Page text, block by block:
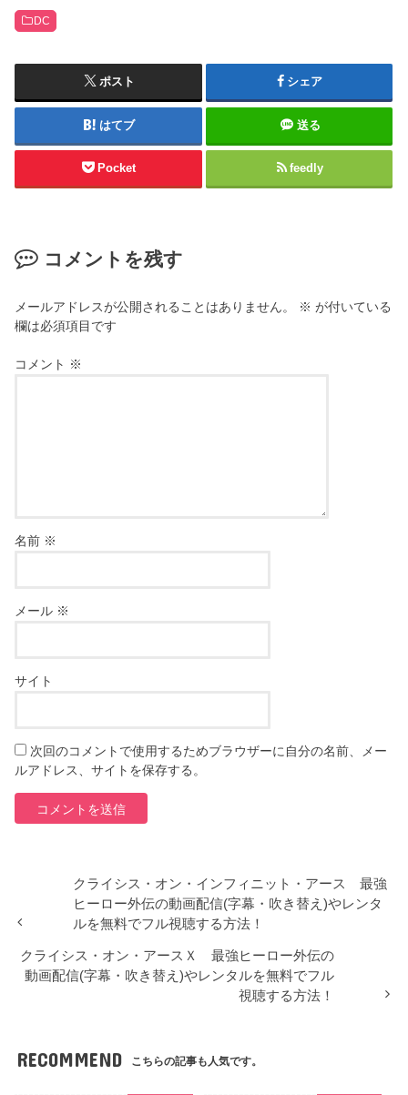
DC
ポスト シェア
はてブ 送る
Pocket feedly
コメントを残す
メールアドレスが公開されることはありません。 ※ が付いている
欄は必須項目です
コメント ※
名前 ※
メール ※
サイト
次回のコメントで使用するためブラウザーに自分の名前、メー
ルアドレス、サイトを保存する。
クライシス・オン・インフィニット・アース 最強
ヒーロー外伝の動画配信(字幕・吹き替え)やレンタ
ルを無料でフル視聴する方法！
クライシス・オン・アースＸ 最強ヒーロー外伝の
動画配信(字幕・吹き替え)やレンタルを無料でフル
視聴する方法！
RECOMMEND こちらの記事も人気です。